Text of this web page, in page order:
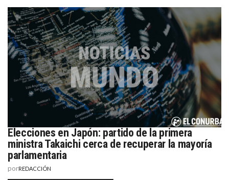
Elecciones en Japón: partido de la primera
ministra Takaichi cerca de recuperar la mayoría
parlamentaria
porREDACCIÓN